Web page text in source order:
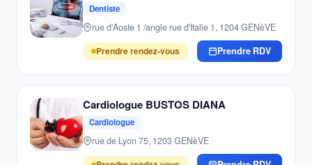
Dentiste
rue d'Aoste 1 /angle rue d'Italie 1, 1204 GENèVE
Prendre rendez-vous
Prendre RDV
Cardiologue BUSTOS DIANA
Cardiologue
rue de Lyon 75, 1203 GENèVE